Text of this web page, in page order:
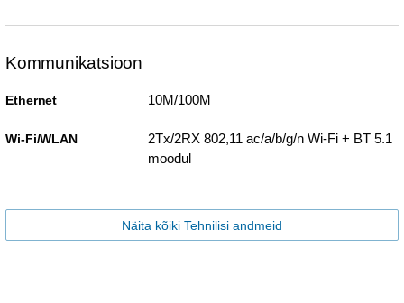
Kommunikatsioon
Ethernet 10M/100M
Wi-Fi/WLAN
2Tx/2RX 802,11 ac/a/b/g/n Wi-Fi + BT 5.1
moodul
Näita kõiki Tehnilisi andmeid